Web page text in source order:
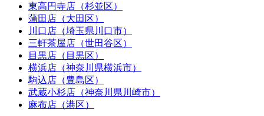
東高円寺店（杉並区）
蒲田店（大田区）
川口店（埼玉県川口市）
三軒茶屋店（世田谷区）
目黒店（目黒区）
横浜店（神奈川県横浜市）
駒込店（豊島区）
武蔵小杉店（神奈川県川崎市）
麻布店（港区）